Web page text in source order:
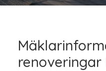
renoveringar